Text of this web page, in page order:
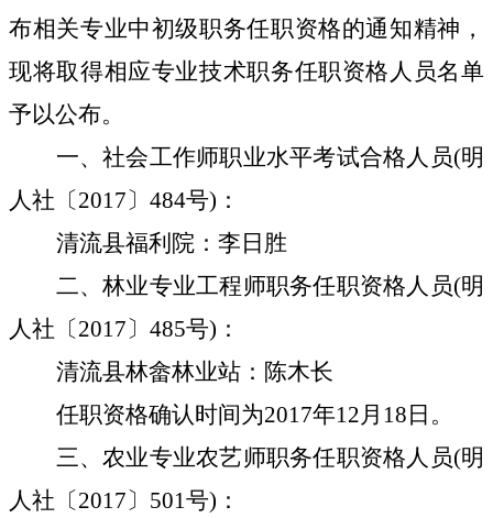
布相关专业中初级职务任职资格的通知精神，
现将取得相应专业技术职务任职资格人员名单
予以公布。
一、社会工作师职业水平考试合格人员(明
人社〔2017〕484号)：
清流县福利院：李日胜
二、林业专业工程师职务任职资格人员(明
人社〔2017〕485号)：
清流县林畲林业站：陈木长
任职资格确认时间为2017年12月18日。
三、农业专业农艺师职务任职资格人员(明
人社〔2017〕501号)：